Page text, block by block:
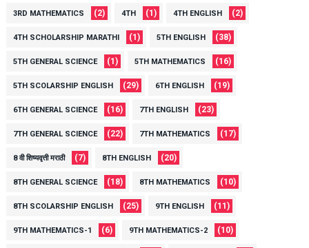
3RD MATHEMATICS (2) 4TH (1) 4TH ENGLISH (2)
4TH SCHOLARSHIP MARATHI (1) 5TH ENGLISH (38)
5TH GENERAL SCIENCE (1) 5TH MATHEMATICS (16)
5TH SCOLARSHIP ENGLISH (29) 6TH ENGLISH (19)
6TH GENERAL SCIENCE (16) 7TH ENGLISH (23)
7TH GENERAL SCIENCE (22) 7TH MATHEMATICS (17)
8 वी शिष्यवृत्ती मराठी (7) 8TH ENGLISH (20)
8TH GENERAL SCIENCE (18) 8TH MATHEMATICS (10)
8TH SCOLARSHIP ENGLISH (25) 9TH ENGLISH (11)
9TH MATHEMATICS-1 (6) 9TH MATHEMATICS-2 (10)